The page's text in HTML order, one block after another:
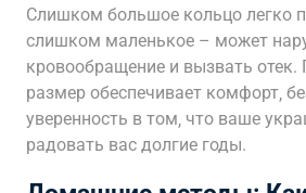
Слишком большое кольцо легко
слишком маленькое – может
кровообращение и вызвать
размер обеспечивает комфорт‚
уверенность в том‚ что ваше
радовать вас долгие годы.